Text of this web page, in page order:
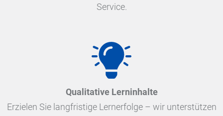
Service.
Qualitative Lerninhalte
Erzielen Sie langfristige Lernerfolge – wir unterstützen